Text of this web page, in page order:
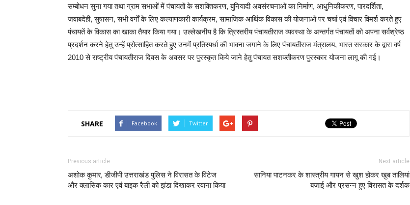
सम्बोधन सुना गया तथा ग्राम सभाओं में पंचायतों के सशक्तिकरण, बुनियादी अवसंरचनाओं का निर्माण, आधुनिकीकरण, पारदर्शिता,
जवाबदेही, सुषासन, सभी वर्गों के लिए कल्याणकारी कार्यक्रम, सामाजिक आर्थिक विकास की योजनाओं पर चर्चा एवं विचार विमर्श करते हुए
पंचायतें के विकास का खाका तैयार किया गया। उल्लेखनीय है कि त्रिस्तरीय पंचायतीराज व्यवस्था के अन्तर्गत पंचायतों को अपना सर्वश्रेष्ठ
प्रदर्शन करने हेतु उन्हें प्रोत्साहित करते हुए उनमें प्रतिस्पर्धा की भावना जगाने के लिए पंचायतीराज मंत्रालय, भारत सरकार के द्वारा वर्ष
2010 से राष्ट्रीय पंचायतीराज दिवस के अवसर पर पुरस्कृत किये जाने हेतु पंचायत सशक्तीकरण पुरस्कार योजना लागू की गई।
SHARE Facebook Twitter
Previous article
अशोक कुमार, डीजीपी उत्तराखंड पुलिस ने विरासत के विंटेज
और क्लासिक कार एवं बाइक रैली को झंडा दिखाकर रवाना किया
Next article
सानिया पाटनकर के शास्त्रीय गायन से खुश होकर खुब तालियां
बजाई और प्रसन्न हुए विरासत के दर्शक